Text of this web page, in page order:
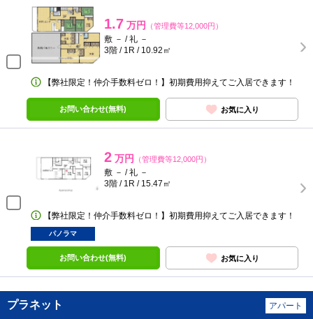
1.7 万円 （管理費等12,000円）
敷 － / 礼 －
3階 / 1R / 10.92㎡
【弊社限定！仲介手数料ゼロ！】初期費用抑えてご入居できます！
お問い合わせ(無料) お気に入り
2 万円 （管理費等12,000円）
敷 － / 礼 －
3階 / 1R / 15.47㎡
【弊社限定！仲介手数料ゼロ！】初期費用抑えてご入居できます！
パノラマ
お問い合わせ(無料) お気に入り
プラネット アパート